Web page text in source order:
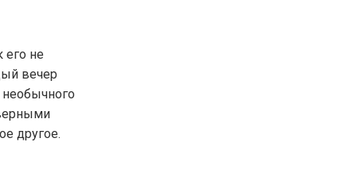
его не
вечер
другое.